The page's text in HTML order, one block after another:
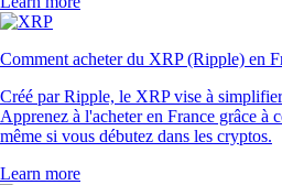
Comment acheter du XRP (Ripple) en
Créé par Ripple, le XRP vise à
Apprenez à l'acheter en France grâce à
même si vous débutez dans les cryptos.
Learn more